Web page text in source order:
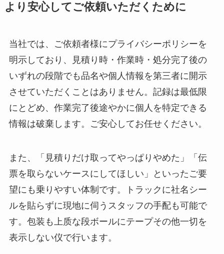
より安心してご依頼いただくために
当社では、ご依頼者様にプライバシーポリシーを
明示しており、見積り時・作業時・処分完了後の
いずれの段階でも品名や個人情報を第三者に開示
させていただくことはありません。記録は最低限
にとどめ、作業完了後途やかに個人を特定できる
情報は破棄します。ご安心してお任せください。
また、「見積りだけ取ってやっぱりやめた」「伝
票を取らないケースにしてほしい」といったご要
望にも乗りやすい体制です。トラックに社名シー
ルを貼らずに現地に伺うスタッフの手配も可能で
す。包装も上质な段ボールにテープその他一切を
表示しない仪で行います。